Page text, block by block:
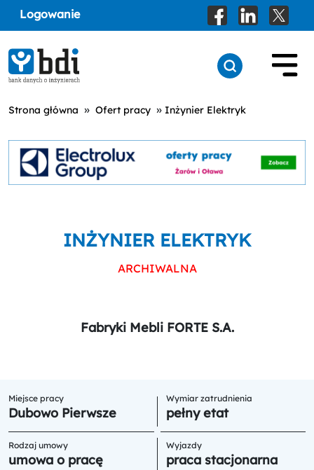
Logowanie
Strona główna » Ofert pracy » Inżynier Elektryk
INŻYNIER ELEKTRYK
ARCHIWALNA
Fabryki Mebli FORTE S.A.
Miejsce pracy
Dubowo Pierwsze
Wymiar zatrudnienia
pełny etat
Rodzaj umowy
umowa o pracę
Wyjazdy
praca stacjonarna